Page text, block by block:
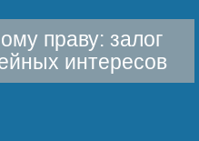
праву: залог
интересов